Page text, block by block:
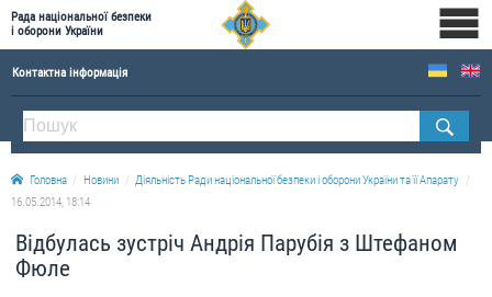
Рада національної безпеки
і оборони України
Контактна інформація
ПРО РНБОУ
Склад Ради національної безпеки і оборони України
Апарат Ради національної безпеки і оборони України
Історична довідка про діяльність Ради національної безпеки і оборони України
Головна Новини
Діяльність Ради національної безпеки і оборони України та її Апарату
16.05.2014, 18:14
Відбулась зустріч Андрія Парубія з Штефаном
Фюле